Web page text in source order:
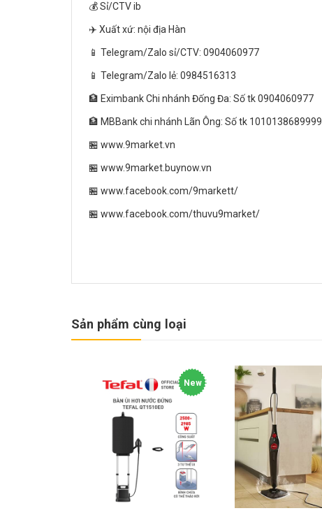
💰 Sỉ/CTV ib
✈️ Xuất xứ: nội địa Hàn
📱 Telegram/Zalo sỉ/CTV: 0904060977
📱 Telegram/Zalo lẻ: 0984516313
🏦 Eximbank Chi nhánh Đống Đa: Số tk 0904060977
🏦 MBBank chi nhánh Lãn Ông: Số tk 1010138689999
🏪 www.9market.vn
🏪 www.9market.buynow.vn
🏪 www.facebook.com/9markett/
🏪 www.facebook.com/thuvu9market/
Sản phẩm cùng loại
New